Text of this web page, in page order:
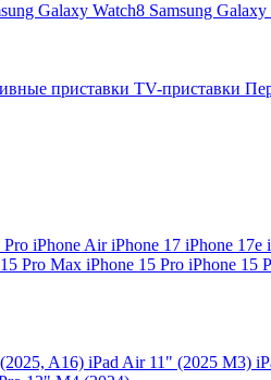
Galaxy Watch8 Samsung
приставки TV-приставки
Pro iPhone AiriPhone 17 iPhone 17e
Pro Max iPhone 15 Pro iPhone 15
A16) iPad Air 11" (2025 M3)